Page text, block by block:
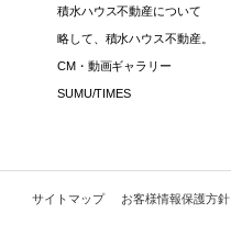
積水ハウス不動産について
略して、積水ハウス不動産。
CM・動画ギャラリー
SUMU/TIMES
サイトマップ お客様情報保護方針